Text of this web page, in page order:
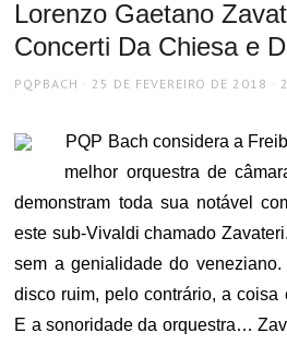
Lorenzo Gaetano
Concerti Da Chiesa e
AUTHOR
PQPBACH
POSTED
25 DE FEVEREIRO DE 2018
PQP Bach considera a
melhor orquestra de
demonstram toda sua notável
este sub-Vivaldi chamado
sem a genialidade do
disco ruim, pelo contrário, a
E a sonoridade da orquestra…